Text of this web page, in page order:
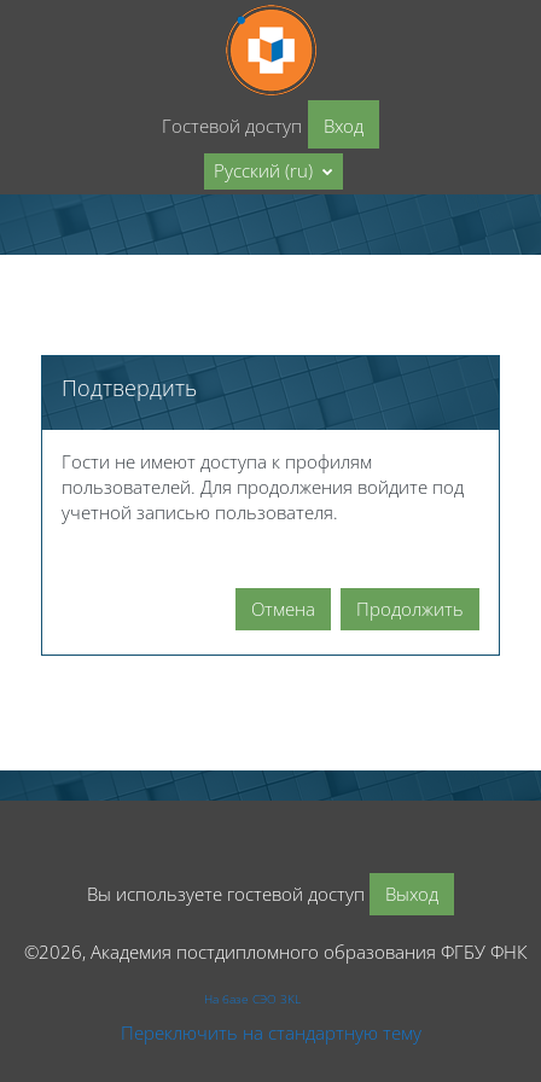
Перейти к основному содержанию
Гостевой доступ
Вход
Русский ‎(ru)‎
Подтвердить
Гости не имеют доступа к профилям
пользователей. Для продолжения войдите под
учетной записью пользователя.
Отмена Продолжить
Вы используете гостевой доступ Выход
©2026, Академия постдипломного образования ФГБУ
На базе СЭО 3KL
Переключить на стандартную тему